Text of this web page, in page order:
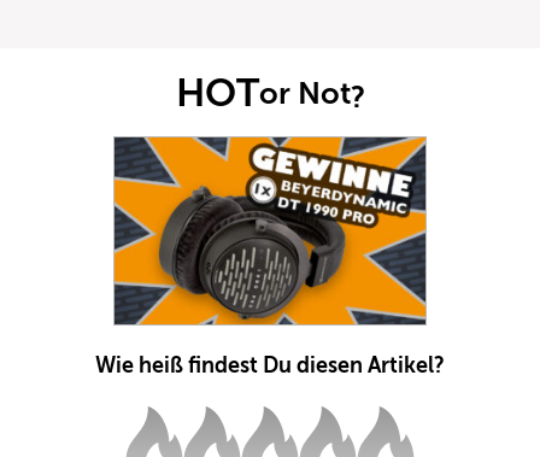
HOTor Not?
Wie heiß findest Du diesen Artikel?